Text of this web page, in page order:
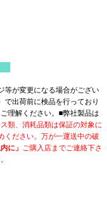
等が変更になる場合がござい
で出荷前に検品を行っており
理解ください。■弊社製品は
類、消耗品類は保証の対象に
ください。万が一運送中の破
に」 ご購入店までご連絡下さ